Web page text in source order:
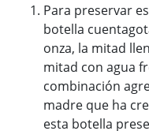
Para preservar
botella
onza, la mitad
mitad con agua
combinación
madre que ha
esta botella